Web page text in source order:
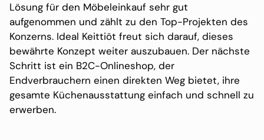
Lösung für den Möbeleinkauf sehr gut
aufgenommen und zählt zu den Top-Projekten des
Konzerns. Ideal Keittiöt freut sich darauf, dieses
bewährte Konzept weiter auszubauen. Der nächste
Schritt ist ein B2C-Onlineshop, der
Endverbrauchern einen direkten Weg bietet, ihre
gesamte Küchenausstattung einfach und schnell zu
erwerben.